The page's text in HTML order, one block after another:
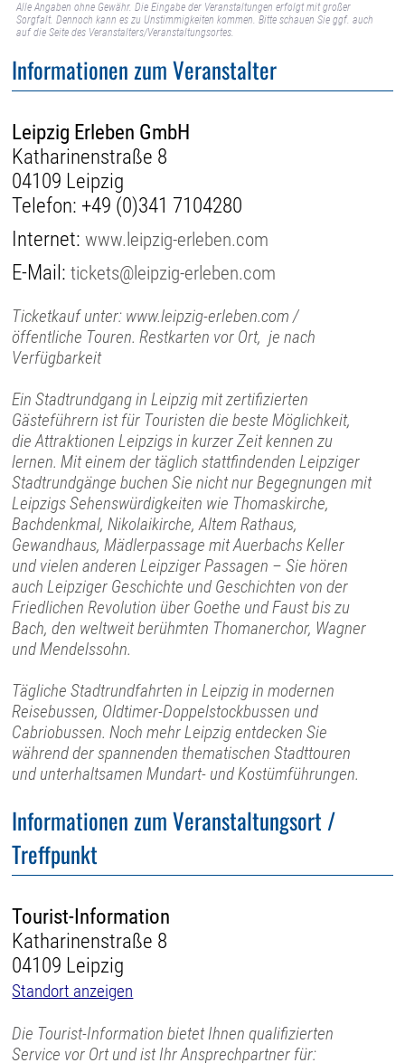
Alle Angaben ohne Gewähr. Die Eingabe der Veranstaltungen erfolgt mit großer
Sorgfalt. Dennoch kann es zu Unstimmigkeiten kommen. Bitte schauen Sie ggf. auch
auf die Seite des Veranstalters/Veranstaltungsortes.
Informationen zum Veranstalter
Leipzig Erleben GmbH
Katharinenstraße 8
04109 Leipzig
Telefon: +49 (0)341 7104280
Internet:www.leipzig-erleben.com
E-Mail:tickets@leipzig-erleben.com
Ticketkauf unter: www.leipzig-erleben.com /
öffentliche Touren. Restkarten vor Ort, je nach
Verfügbarkeit
Ein Stadtrundgang in Leipzig mit zertifizierten
Gästeführern ist für Touristen die beste Möglichkeit,
die Attraktionen Leipzigs in kurzer Zeit kennen zu
lernen. Mit einem der täglich stattfindenden Leipziger
Stadtrundgänge buchen Sie nicht nur Begegnungen mit
Leipzigs Sehenswürdigkeiten wie Thomaskirche,
Bachdenkmal, Nikolaikirche, Altem Rathaus,
Gewandhaus, Mädlerpassage mit Auerbachs Keller
und vielen anderen Leipziger Passagen – Sie hören
auch Leipziger Geschichte und Geschichten von der
Friedlichen Revolution über Goethe und Faust bis zu
Bach, den weltweit berühmten Thomanerchor, Wagner
und Mendelssohn.
Tägliche Stadtrundfahrten in Leipzig in modernen
Reisebussen, Oldtimer-Doppelstockbussen und
Cabriobussen. Noch mehr Leipzig entdecken Sie
während der spannenden thematischen Stadttouren
und unterhaltsamen Mundart- und Kostümführungen.
Informationen zum Veranstaltungsort /
Treffpunkt
Tourist-Information
Katharinenstraße 8
04109 Leipzig
Standort anzeigen
Die Tourist-Information bietet Ihnen qualifizierten
Service vor Ort und ist Ihr Ansprechpartner für: